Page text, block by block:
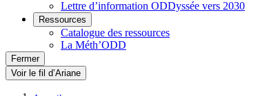
Lettre d’information ODDyssée vers 2030
Ressources
Catalogue des ressources
La Méth’ODD
Fermer
Voir le fil d’Ariane